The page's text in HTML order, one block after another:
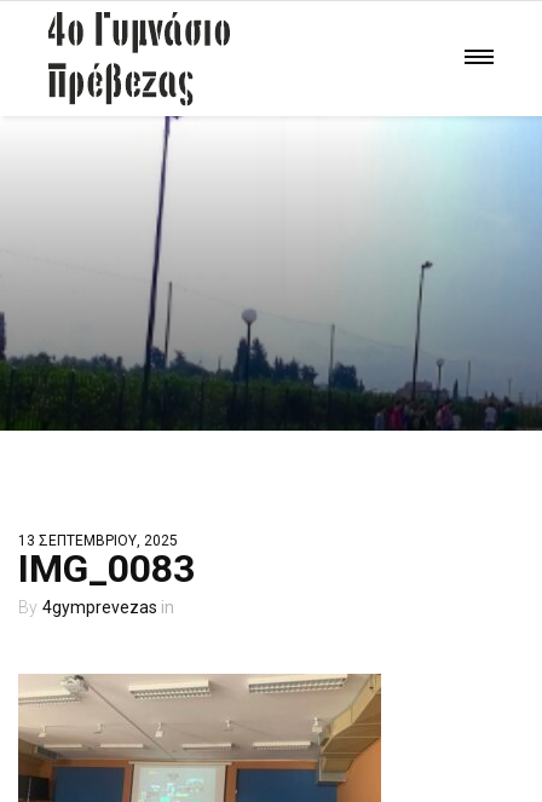
13 ΣΕΠΤΕΜΒΡΊΟΥ, 2025
IMG_0083
4gymprevezas